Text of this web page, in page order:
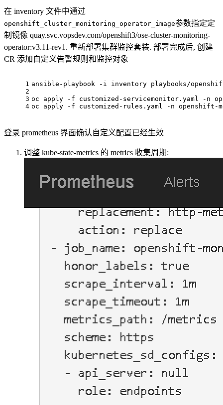
在 inventory 文件中通过
openshift_cluster_monitoring_operator_image参数指定定
制镜像 quay.svc.vopsdev.com/openshift3/ose-cluster-monitoring-
operator:v3.11-rev1. 重新部署集群监控套装. 部署完成后, 创建
CR 添加自定义告警规则和监控对象
1
2
3
4
ansible-playbook -i inventory playbooks/
oc apply -f customized-servicemonitor.yaml -n
oc apply -f customized-rules.yaml -n openshift-
登录 prometheus 界面确认自定义配置已经生效
调整 kube-state-metrics 的 metrics 收集周期: